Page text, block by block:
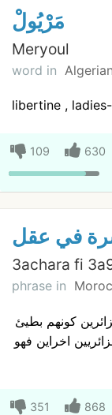
مَرْيُولْ
Meryoul
word in Algerian
libertine ,
109
630
في عقل
3achara fi
phrase in
كونهم بطيئ
و ذكاء فإن نقاشت جزائري انتظر 9 جزائريين اخراين فهو
351
868